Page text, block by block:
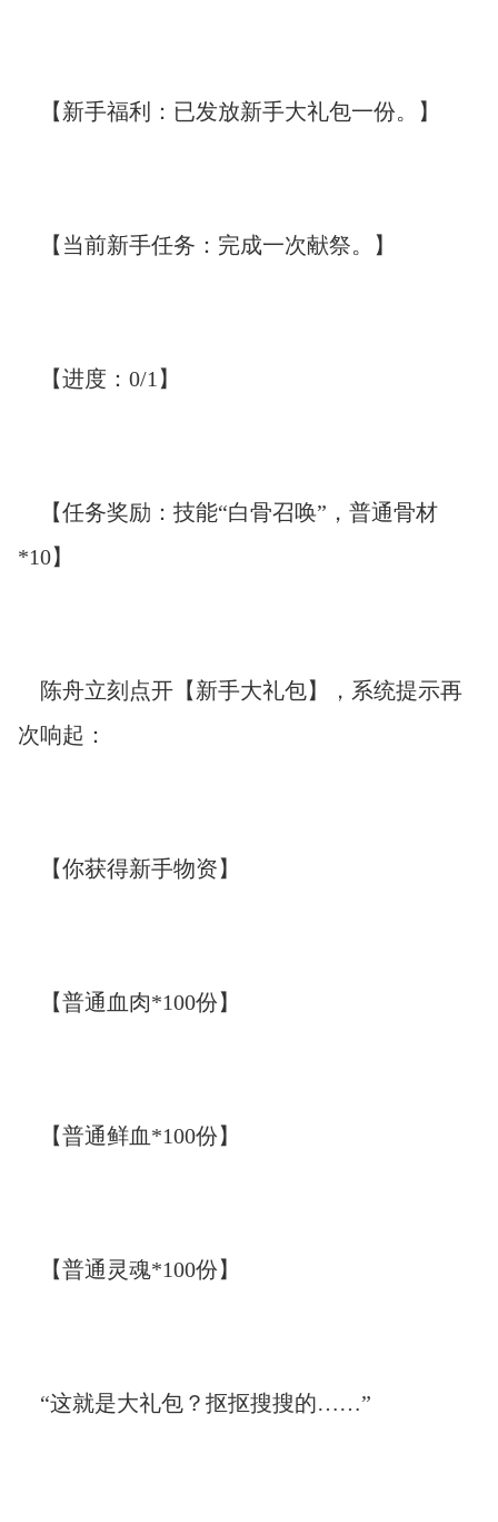
【新手福利：已发放新手大礼包一份。】
【当前新手任务：完成一次献祭。】
【进度：0/1】
【任务奖励：技能“白骨召唤”，普通骨材
*10】
陈舟立刻点开【新手大礼包】，系统提示再
次响起：
【你获得新手物资】
【普通血肉*100份】
【普通鲜血*100份】
【普通灵魂*100份】
“这就是大礼包？抠抠搜搜的……”